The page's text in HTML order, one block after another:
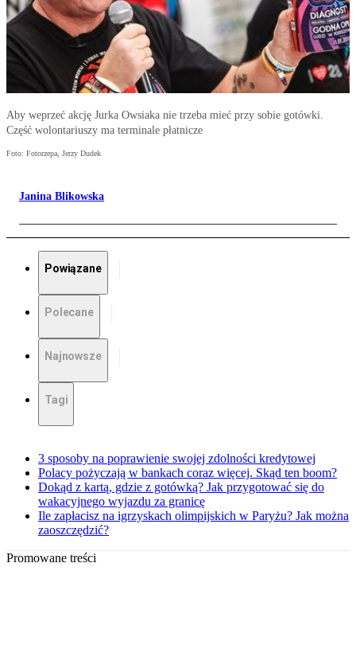
Aby weprzeć akcję Jurka Owsiaka nie trzeba mieć przy sobie gotówki.
Część wolontariuszy ma terminale płatnicze
Foto: Fotorzepa, Jerzy Dudek
Janina Blikowska
Powiązane
Polecane
Najnowsze
Tagi
3 sposoby na poprawienie swojej zdolności kredytowej
Polacy pożyczają w bankach coraz więcej. Skąd ten boom?
Dokąd z kartą, gdzie z gotówką? Jak przygotować się do
wakacyjnego wyjazdu za granicę
Ile zapłacisz na igrzyskach olimpijskich w Paryżu? Jak można
zaoszczędzić?
Promowane treści